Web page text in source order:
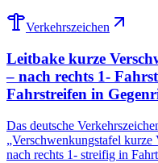
Verkehrszeichen
Leitbake kurze
– nach rechts 1-
Fahrstreifen in
Das deutsche
„Verschwenkungstafel
nach rechts 1- streifig in